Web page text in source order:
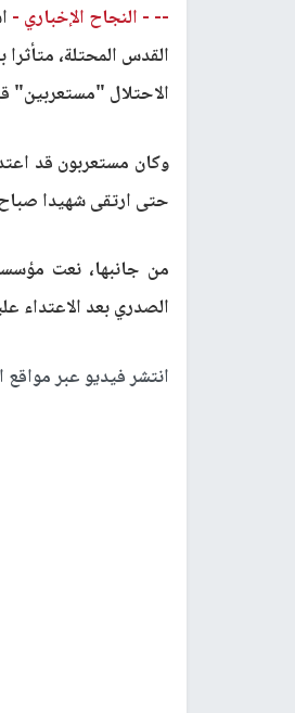
-- - النجاح الإخباري -
القدس المحتلة،
الاحتلال "مستعربين"
وكان مستعربون قد
حتى ارتقى شهيدا
من جانبها، نعت
الصدري بعد الاعتداء
انتشر فيديو عبر